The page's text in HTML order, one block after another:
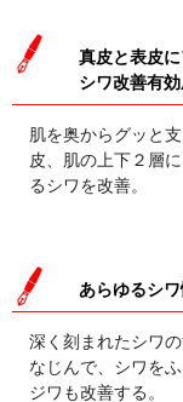
真皮と表皮に
シワ改善有
肌を奥からグッと
皮、肌の上下２層
るシワを改善。
あらゆるシ
深く刻まれたシワ
なじんで、シワを
ジワも改善する。